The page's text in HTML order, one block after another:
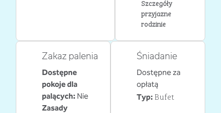
Szczegóły
przyjazne
rodzinie
Zakaz palenia
Dostępne
pokoje dla
palących: Nie
Zasady
Śniadanie
Dostępne za
opłatą
Typ: Bufet